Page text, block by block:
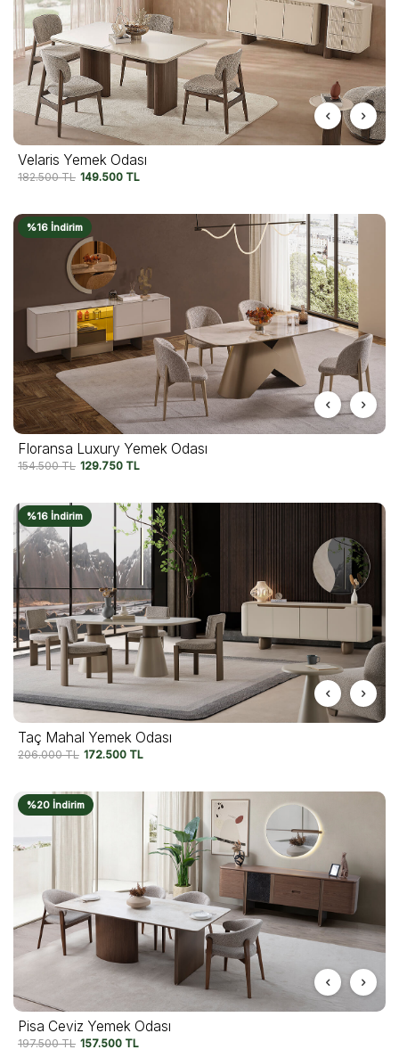
Velaris Yemek Odası
182.500TL 149.500 TL
%16 İndirim
Floransa Luxury Yemek Odası
154.500TL 129.750 TL
%16 İndirim
Taç Mahal Yemek Odası
206.000TL 172.500 TL
%20 İndirim
Pisa Ceviz Yemek Odası
197.500TL 157.500 TL